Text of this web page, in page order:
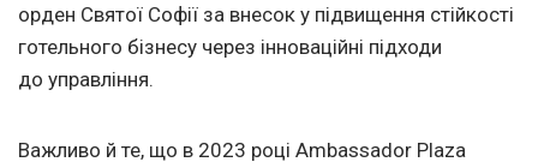
орден Святої Софії за внесок у підвищення стійкості
готельного бізнесу через інноваційні підходи
до управління.
Важливо й те, що в 2023 році Ambassador Plaza